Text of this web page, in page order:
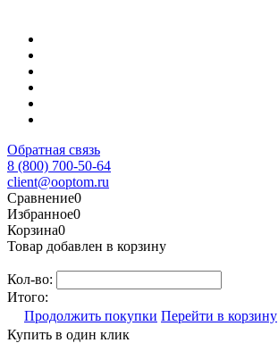
Обратная связь
8 (800) 700-50-64
client@ooptom.ru
Сравнение0
Избранное0
Корзина0
Товар добавлен в корзину
Кол-во:
Итого:
Продолжить покупки Перейти в корзину
Купить в один клик